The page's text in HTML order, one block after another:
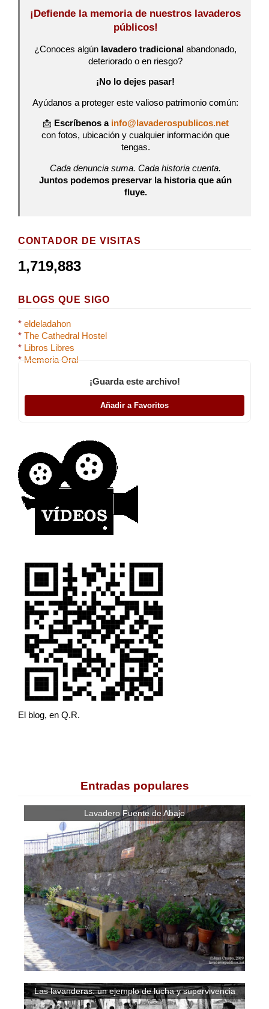
¡Defiende la memoria de nuestros lavaderos
públicos!
¿Conoces algún lavadero tradicional abandonado,
deteriorado o en riesgo?
¡No lo dejes pasar!
Ayúdanos a proteger este valioso patrimonio común:
📩 Escríbenos a info@lavaderospublicos.net
con fotos, ubicación y cualquier información que
tengas.
Cada denuncia suma. Cada historia cuenta.
Juntos podemos preservar la historia que aún
fluye.
CONTADOR DE VISITAS
1,719,883
BLOGS QUE SIGO
* eldeladahon
* The Cathedral Hostel
* Libros Libres
* Memoria Oral
¡Guarda este archivo!
Añadir a Favoritos
El blog, en Q.R.
Entradas populares
Lavadero Fuente de Abajo
Las lavanderas: un ejemplo de lucha y supervivencia